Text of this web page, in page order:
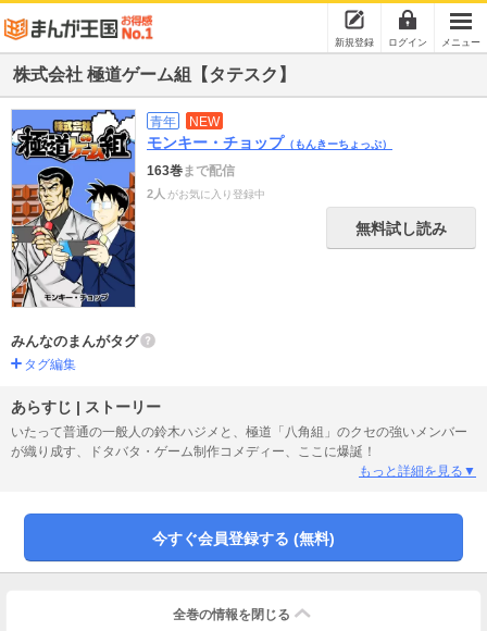
新規登録 ログイン メニュー
株式会社 極道ゲーム組【タテスク】
青年 NEW
モンキー・チョップ （もんきーちょっぷ）
163巻まで配信
2人 がお気に入り登録中
無料試し読み
みんなのまんがタグ
タグ編集
あらすじ | ストーリー
いたって普通の一般人の鈴木ハジメと、極道「八角組」のクセの強いメンバー
が織り成す、ドタバタ・ゲーム制作コメディー、ここに爆誕！
もっと詳細を見る▼
今すぐ会員登録する (無料)
全巻の情報を 閉じる